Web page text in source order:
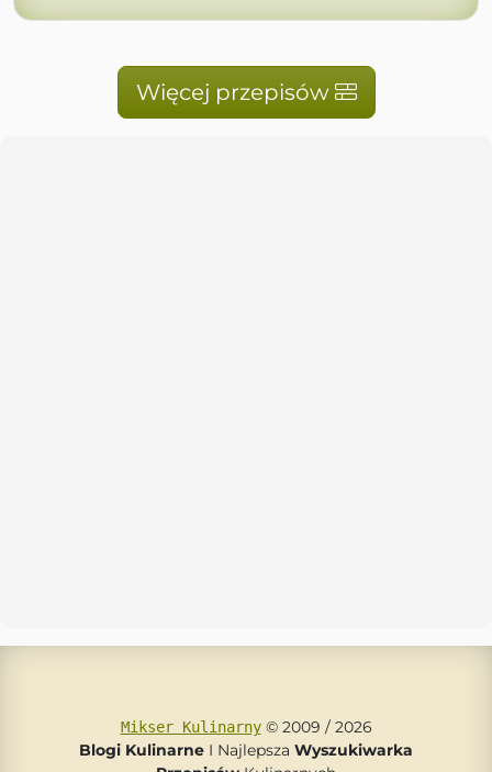
Więcej przepisów
Mikser Kulinarny© 2009 / 2026
Blogi Kulinarne I Najlepsza Wyszukiwarka